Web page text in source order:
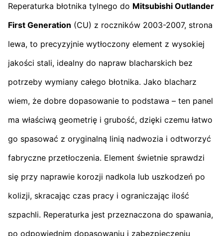
Reperaturka błotnika tylnego do Mitsubishi Outlander
First Generation (CU) z roczników 2003-2007, strona
lewa, to precyzyjnie wytłoczony element z wysokiej
jakości stali, idealny do napraw blacharskich bez
potrzeby wymiany całego błotnika. Jako blacharz
wiem, że dobre dopasowanie to podstawa – ten panel
ma właściwą geometrię i grubość, dzięki czemu łatwo
go spasować z oryginalną linią nadwozia i odtworzyć
fabryczne przetłoczenia. Element świetnie sprawdzi
się przy naprawie korozji nadkola lub uszkodzeń po
kolizji, skracając czas pracy i ograniczając ilość
szpachli. Reperaturka jest przeznaczona do spawania,
po odpowiednim dopasowaniu i zabezpieczeniu